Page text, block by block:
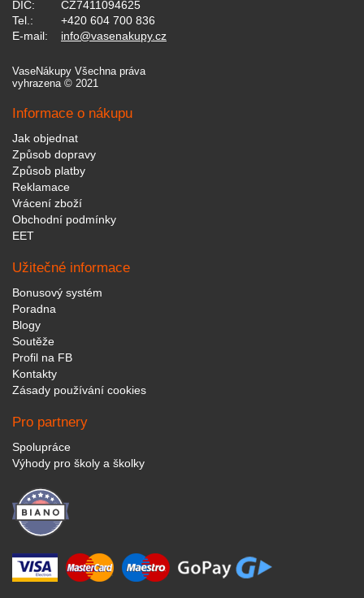
DIČ:
CZ7411094625
Tel.:
+420 604 700 836
E-mail:
info@vasenakupy.cz
VaseNákupy Všechna práva
vyhrazena © 2021
Informace o nákupu
Jak objednat
Způsob dopravy
Způsob platby
Reklamace
Vrácení zboží
Obchodní podmínky
EET
Užitečné informace
Bonusový systém
Poradna
Blogy
Soutěže
Profil na FB
Kontakty
Zásady používání cookies
Pro partnery
Spolupráce
Výhody pro školy a školky